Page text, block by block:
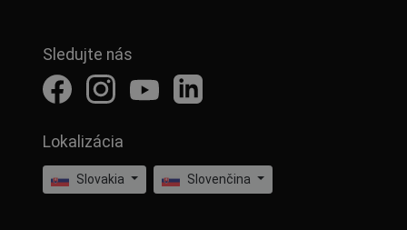
Sledujte nás
Lokalizácia
Slovakia Slovenčina